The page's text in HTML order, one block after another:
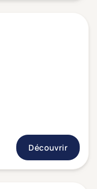
Découvrir